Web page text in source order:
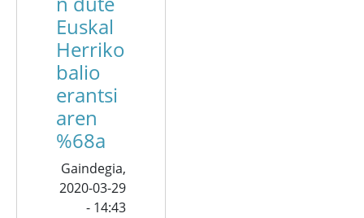
Euskal
Herriko
balio
erantsi
aren
%68a
Gaindegia,
2020-03-29
- 14:43